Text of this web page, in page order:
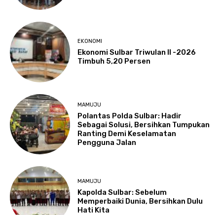
EKONOMI
Ekonomi Sulbar Triwulan II -2026
Timbuh 5,20 Persen
MAMUJU
Polantas Polda Sulbar: Hadir
Sebagai Solusi, Bersihkan Tumpukan
Ranting Demi Keselamatan
Pengguna Jalan
MAMUJU
Kapolda Sulbar: Sebelum
Memperbaiki Dunia, Bersihkan Dulu
Hati Kita